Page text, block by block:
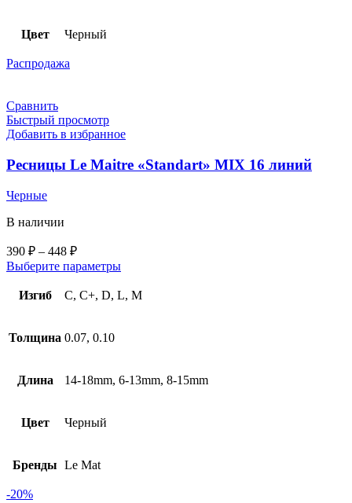
Цвет Черный
Распродажа
Сравнить
Быстрый просмотр
Добавить в избранное
Ресницы Le Maitre «Standart» MIX 16 линий
Черные
В наличии
390 ₽ – 448 ₽
Выберите параметры
Изгиб C, C+, D, L, M
Толщина 0.07, 0.10
Длина 14-18mm, 6-13mm, 8-15mm
Цвет Черный
Бренды Le Mat
-20%